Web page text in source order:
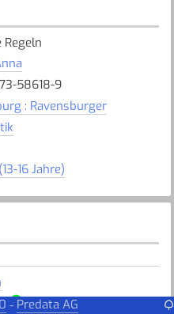
Regeln
58618-9
: Ravensburger
16 Jahre)
- Predata AG